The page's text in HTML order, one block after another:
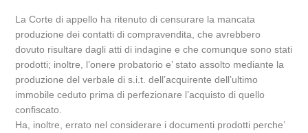
La Corte di appello ha ritenuto di censurare la mancata
produzione dei contatti di compravendita, che avrebbero
dovuto risultare dagli atti di indagine e che comunque sono stati
prodotti; inoltre, l’onere probatorio e’ stato assolto mediante la
produzione del verbale di s.i.t. dell’acquirente dell’ultimo
immobile ceduto prima di perfezionare l’acquisto di quello
confiscato.
Ha, inoltre, errato nel considerare i documenti prodotti perche’